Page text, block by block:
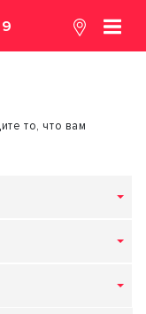
то, что вам